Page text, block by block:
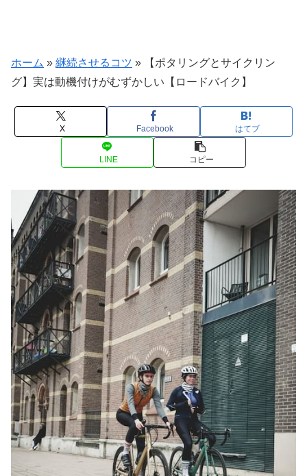
ホーム » 継続させるコツ » 【ポタリングとサイクリン
グ】実は動機付けがむずかしい【ロードバイク】
X Facebook はてブ
LINE コピー